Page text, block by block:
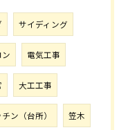
サイディング
電気工事
大工工事
ン（台所） 笠木